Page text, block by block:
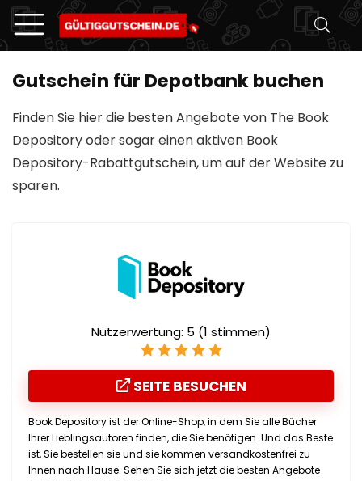
Gutschein für Depotbank buchen
Finden Sie hier die besten Angebote von The Book
Depository oder sogar einen aktiven Book
Depository-Rabattgutschein, um auf der Website zu
sparen.
Nutzerwertung: 5 (1 stimmen)
SEITE BESUCHEN
Book Depository ist der Online-Shop, in dem Sie alle Bücher
Ihrer Lieblingsautoren finden, die Sie benötigen. Und das Beste
ist, Sie bestellen sie und sie kommen versandkostenfrei zu
Ihnen nach Hause. Sehen Sie sich jetzt die besten Angebote